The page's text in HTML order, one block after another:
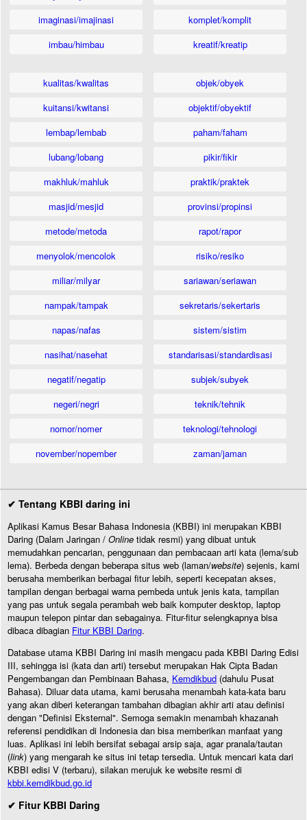
imaginasi/imajinasi
imbau/himbau
komplet/komplit
kreatif/kreatip
kualitas/kwalitas
kuitansi/kwitansi
lembap/lembab
lubang/lobang
makhluk/mahluk
masjid/mesjid
metode/metoda
menyolok/mencolok
miliar/milyar
nampak/tampak
napas/nafas
nasihat/nasehat
negatif/negatip
negeri/negri
nomor/nomer
november/nopember
objek/obyek
objektif/obyektif
paham/faham
pikir/fikir
praktik/praktek
provinsi/propinsi
rapot/rapor
risiko/resiko
sariawan/seriawan
sekretaris/sekertaris
sistem/sistim
standarisasi/standardisasi
subjek/subyek
teknik/tehnik
teknologi/tehnologi
zaman/jaman
✔ Tentang KBBI daring ini
Aplikasi Kamus Besar Bahasa Indonesia (KBBI) ini merupakan KBBI
Daring (Dalam Jaringan / Online tidak resmi) yang dibuat untuk
memudahkan pencarian, penggunaan dan pembacaan arti kata (lema/sub
lema). Berbeda dengan beberapa situs web (laman/website) sejenis, kami
berusaha memberikan berbagai fitur lebih, seperti kecepatan akses,
tampilan dengan berbagai warna pembeda untuk jenis kata, tampilan
yang pas untuk segala perambah web baik komputer desktop, laptop
maupun telepon pintar dan sebagainya. Fitur-fitur selengkapnya bisa
dibaca dibagian Fitur KBBI Daring.
Database utama KBBI Daring ini masih mengacu pada KBBI Daring Edisi
III, sehingga isi (kata dan arti) tersebut merupakan Hak Cipta Badan
Pengembangan dan Pembinaan Bahasa, Kemdikbud (dahulu Pusat
Bahasa). Diluar data utama, kami berusaha menambah kata-kata baru
yang akan diberi keterangan tambahan dibagian akhir arti atau definisi
dengan "Definisi Eksternal". Semoga semakin menambah khazanah
referensi pendidikan di Indonesia dan bisa memberikan manfaat yang
luas. Aplikasi ini lebih bersifat sebagai arsip saja, agar pranala/tautan
(link) yang mengarah ke situs ini tetap tersedia. Untuk mencari kata dari
KBBI edisi V (terbaru), silakan merujuk ke website resmi di
kbbi.kemdikbud.go.id
✔ Fitur KBBI Daring